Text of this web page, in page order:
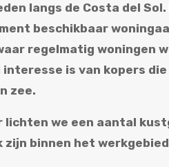
langs de Costa del
beschikbaar
regelmatig woningen
interesse is van kopers
zee.
lichten we een aantal
binnen het werkgebied